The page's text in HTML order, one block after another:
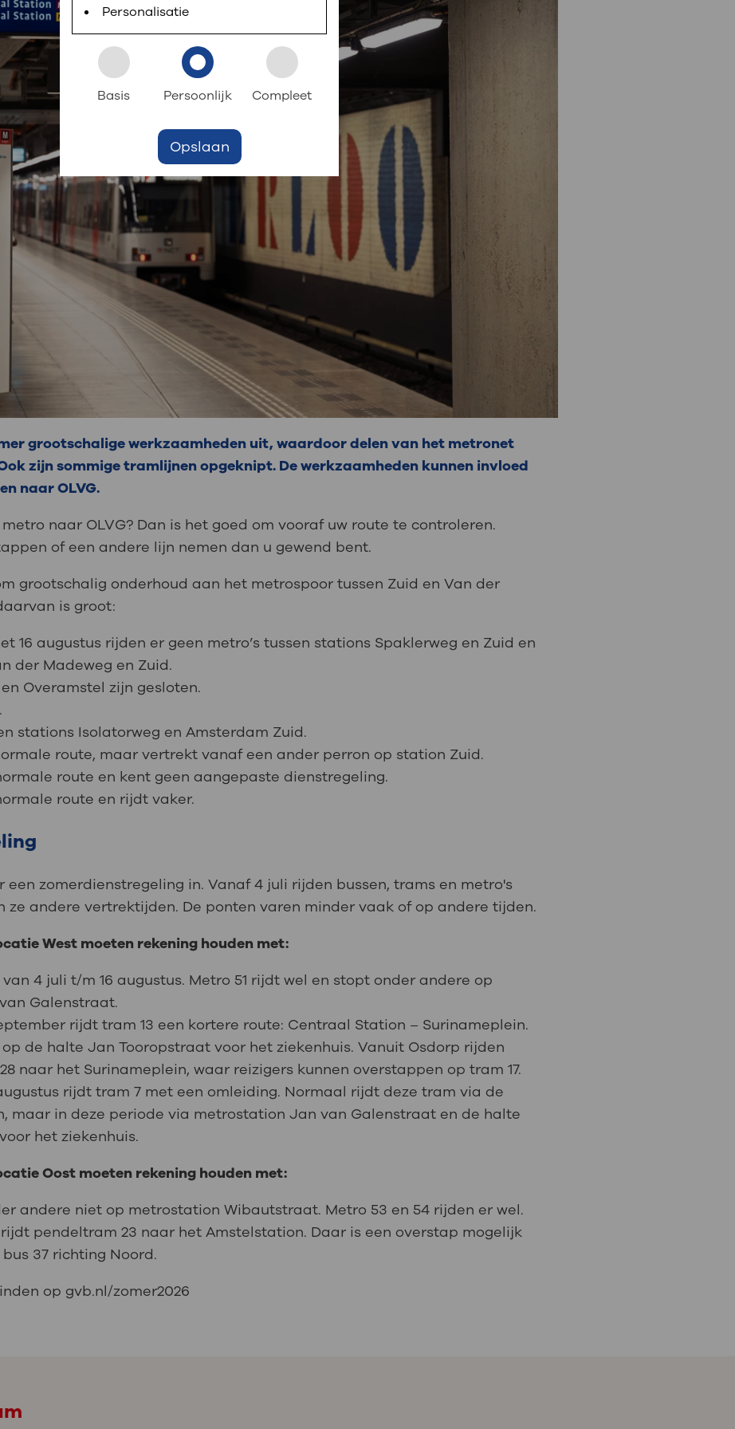
aan OLVG
in OLVG
bij OLVG
: naar uw dossier
digitaal kunt regelen. Met MijnOLVG kunnen
meer
grootschalige werkzaamheden uit, waardoor delen van het metronet
zijn sommige tramlijnen opgeknipt. De werkzaamheden kunnen invloed
naar OLVG.
naar OLVG? Dan is het goed om vooraf uw route te controleren.
of een andere lijn nemen dan u gewend bent.
grootschalig onderhoud aan het metrospoor tussen Zuid en Van der
is groot:
16 augustus rijden er geen metro’s tussen stations Spaklerweg en Zuid en
der Madeweg en Zuid.
Overamstel zijn gesloten.
stations Isolatorweg en Amsterdam Zuid.
route, maar vertrekt vanaf een ander perron op station Zuid.
route en kent geen aangepaste dienstregeling.
route en rijdt vaker.
een zomerdienstregeling in. Vanaf 4 juli rijden bussen, trams en metro's
ze andere vertrektijden. De ponten varen minder vaak of op andere tijden.
West moeten rekening houden met:
4 juli t/m 16 augustus. Metro 51 rijdt wel en stopt onder andere op
Galenstraat.
rijdt tram 13 een kortere route: Centraal Station – Surinameplein.
de halte Jan Tooropstraat voor het ziekenhuis. Vanuit Osdorp rijden
naar het Surinameplein, waar reizigers kunnen overstappen op tram 17.
rijdt tram 7 met een omleiding. Normaal rijdt deze tram via de
maar in deze periode via metrostation Jan van Galenstraat en de halte
het ziekenhuis.
Oost moeten rekening houden met:
andere niet op metrostation Wibautstraat. Metro 53 en 54 rijden er wel.
pendeltram 23 naar het Amstelstation. Daar is een overstap mogelijk
37 richting Noord.
op gvb.nl/zomer2026
Personalisatie
Basis Persoonlijk Compleet
Opslaan